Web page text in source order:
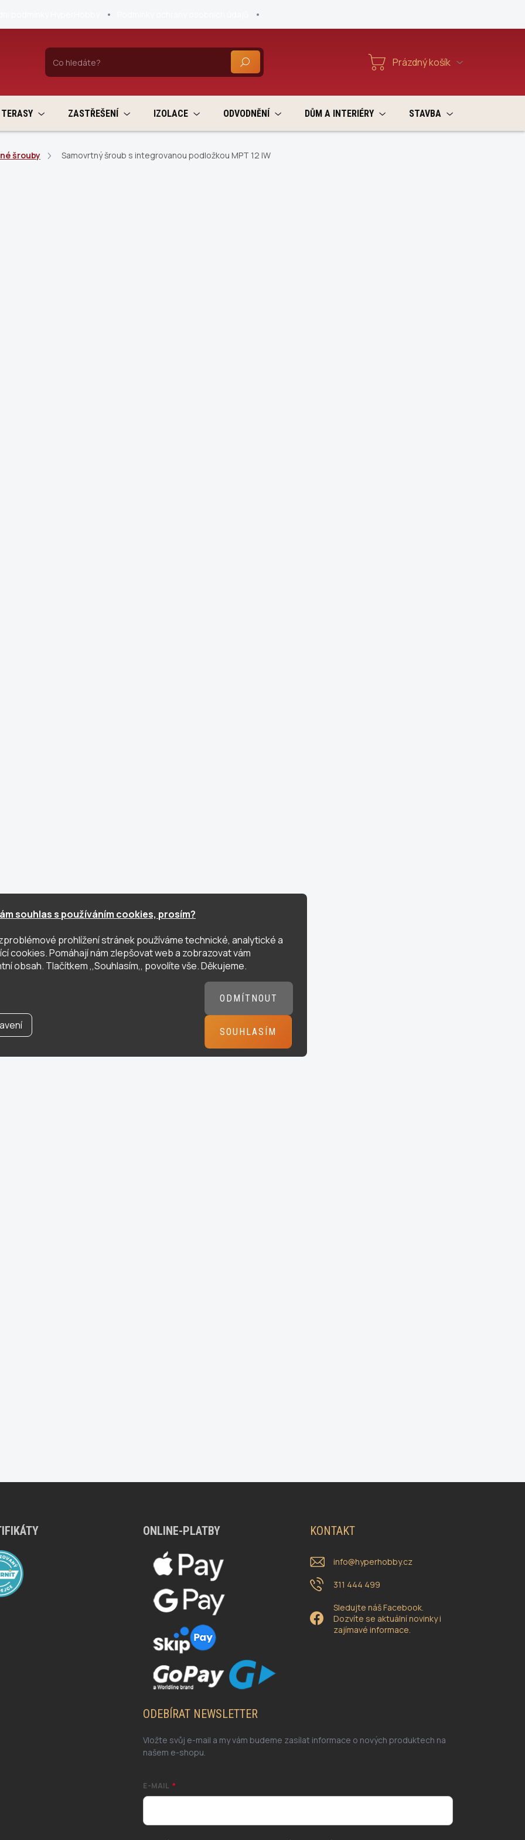
souhlas s používáním cookies, prosím?
prohlížení stránek používáme technické, analytické a
cookies. Pomáhají nám zlepšovat web a zobrazovat vám
obsah. Tlačítkem ,,Souhlasím,, povolíte vše. Děkujeme.
ODMÍTNOUT
SOUHLASÍM
HLEDAT Nákupní
Prázdný košík
TERASY ZASTŘEŠENÍ IZOLACE ODVODNĚNÍ DŮM A INTERIÉRY STAVBA
šrouby Samovrtný šroub s integrovanou podložkou MPT 12 IW
ONLINE-PLATBY KONTAKT
info@hyperhobby.cz
311 444 499
Sledujte náš Facebook.
Dozvíte se aktuální novinky i
zajímavé informace.
ODEBÍRAT NEWSLETTER
Vložte svůj e-mail a my vám budeme zasílat informace o nových produktech na
našem e-shopu.
E-MAIL